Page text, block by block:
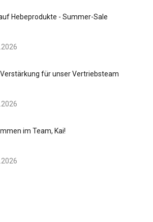
Hebeprodukte - Summer-Sale
Verstärkung für unser Vertriebsteam
im Team, Kai!